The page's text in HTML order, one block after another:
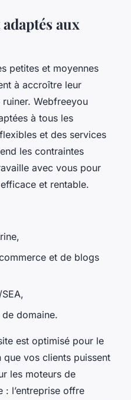
aux
petites et moyennes
à accroître leur
Webfreeyou
à tous les
et des services
les contraintes
avec vous pour
et rentable.
et de blogs
domaine.
est optimisé pour le
que vos clients puissent
les moteurs de
: l’entreprise offre